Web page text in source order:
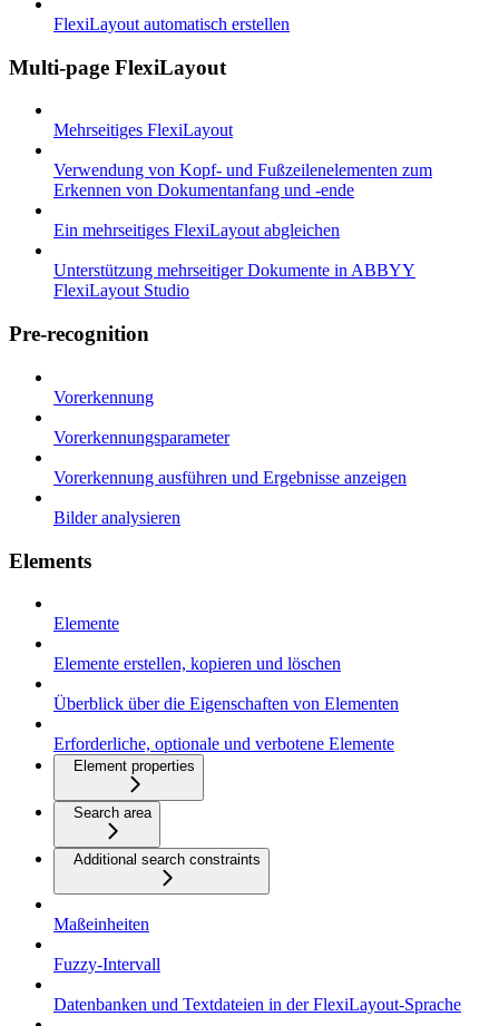
FlexiLayout automatisch erstellen
Multi-page FlexiLayout
Mehrseitiges FlexiLayout
Verwendung von Kopf- und Fußzeilenelementen zum
Erkennen von Dokumentanfang und -ende
Ein mehrseitiges FlexiLayout abgleichen
Unterstützung mehrseitiger Dokumente in ABBYY
FlexiLayout Studio
Pre-recognition
Vorerkennung
Vorerkennungsparameter
Vorerkennung ausführen und Ergebnisse anzeigen
Bilder analysieren
Elements
Elemente
Elemente erstellen, kopieren und löschen
Überblick über die Eigenschaften von Elementen
Erforderliche, optionale und verbotene Elemente
Element properties
Search area
Additional search constraints
Maßeinheiten
Fuzzy-Intervall
Datenbanken und Textdateien in der FlexiLayout-Sprache